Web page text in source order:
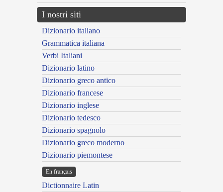
I nostri siti
Dizionario italiano
Grammatica italiana
Verbi Italiani
Dizionario latino
Dizionario greco antico
Dizionario francese
Dizionario inglese
Dizionario tedesco
Dizionario spagnolo
Dizionario greco moderno
Dizionario piemontese
En français
Dictionnaire Latin